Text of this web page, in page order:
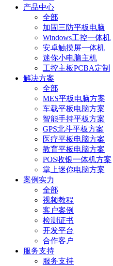
产品中心
全部
加固三防平板电脑
Windows工控一体机
安卓触摸屏一体机
迷你小电脑主机
工控主板PCBA定制
解决方案
全部
MES平板电脑方案
车载平板电脑方案
智能手持平板方案
GPS北斗平板方案
医疗平板电脑方案
教育平板电脑方案
POS收银一体机方案
掌上迷你电脑方案
案例实力
全部
视频教程
客户案例
检测证书
开发平台
合作客户
服务支持
服务支持